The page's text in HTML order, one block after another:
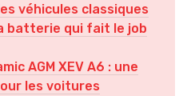
véhicules classiques
batterie qui fait le job
AGM XEV A6 : une
les voitures